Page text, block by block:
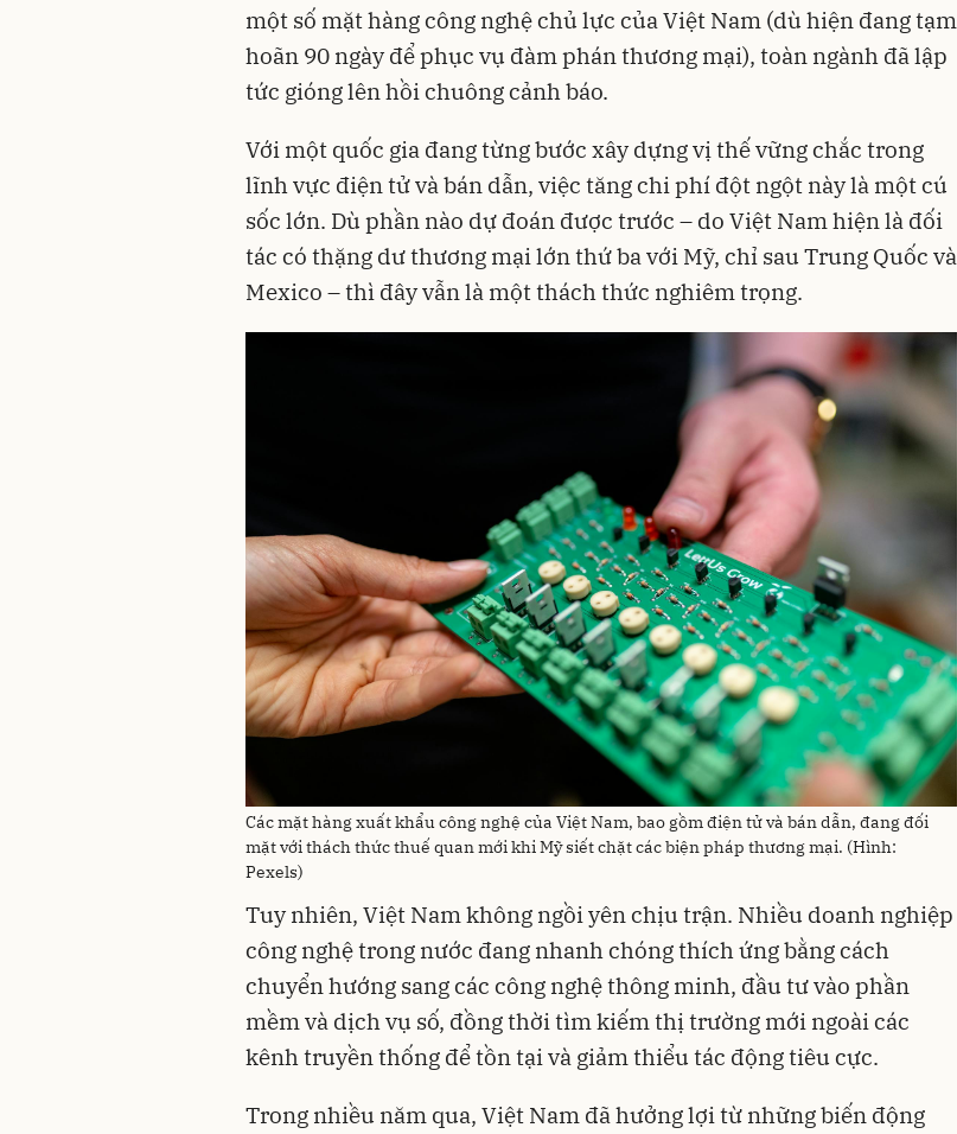
một số mặt hàng công nghệ chủ lực của Việt Nam (dù hiện đang tạm
hoãn 90 ngày để phục vụ đàm phán thương mại), toàn ngành đã lập
tức gióng lên hồi chuông cảnh báo.
Với một quốc gia đang từng bước xây dựng vị thế vững chắc trong
lĩnh vực điện tử và bán dẫn, việc tăng chi phí đột ngột này là một cú
sốc lớn. Dù phần nào dự đoán được trước – do Việt Nam hiện là đối
tác có thặng dư thương mại lớn thứ ba với Mỹ, chỉ sau Trung Quốc và
Mexico – thì đây vẫn là một thách thức nghiêm trọng.
Các mặt hàng xuất khẩu công nghệ của Việt Nam, bao gồm điện tử và bán dẫn, đang đối
mặt với thách thức thuế quan mới khi Mỹ siết chặt các biện pháp thương mại. (Hình:
Pexels)
Tuy nhiên, Việt Nam không ngồi yên chịu trận. Nhiều doanh nghiệp
công nghệ trong nước đang nhanh chóng thích ứng bằng cách
chuyển hướng sang các công nghệ thông minh, đầu tư vào phần
mềm và dịch vụ số, đồng thời tìm kiếm thị trường mới ngoài các
kênh truyền thống để tồn tại và giảm thiểu tác động tiêu cực.
Trong nhiều năm qua, Việt Nam đã hưởng lợi từ những biến động